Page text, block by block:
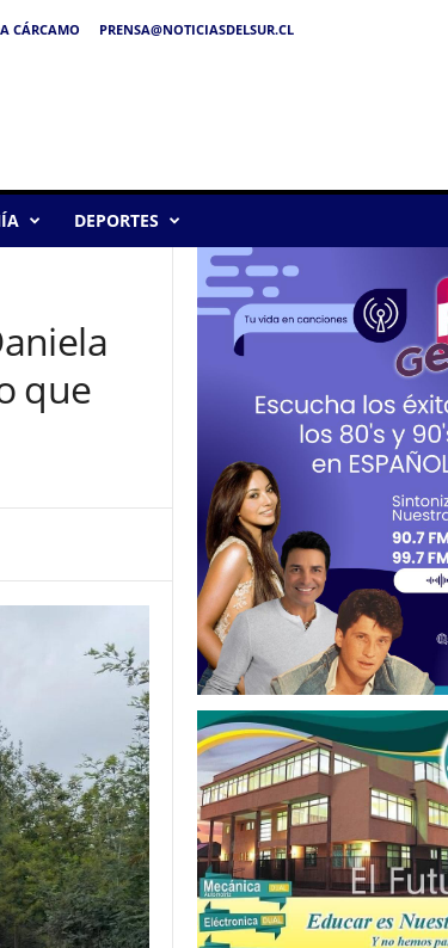
CÁRCAMO
PRENSA@NOTICIASDELSUR.CL
DEPORTES
que